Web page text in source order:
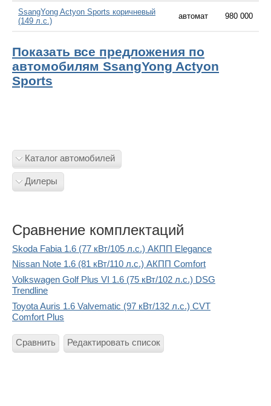
SsangYong Actyon Sports коричневый
(149 л.с.)
автомат 980 000
Показать все предложения по
автомобилям SsangYong Actyon
Sports
Каталог автомобилей
Дилеры
Сравнение комплектаций
Skoda Fabia 1.6 (77 кВт/105 л.с.) АКПП Elegance
Nissan Note 1.6 (81 кВт/110 л.с.) АКПП Comfort
Volkswagen Golf Plus VI 1.6 (75 кВт/102 л.с.) DSG
Trendline
Toyota Auris 1.6 Valvematic (97 кВт/132 л.с.) CVT
Comfort Plus
Сравнить Редактировать список